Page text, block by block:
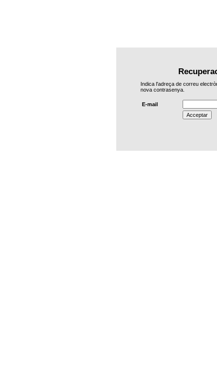
Indica l'adreça de correu
nova contrasenya.
E-mail